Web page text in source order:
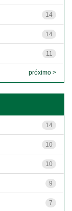
14
14
11
próximo >
14
10
10
9
7